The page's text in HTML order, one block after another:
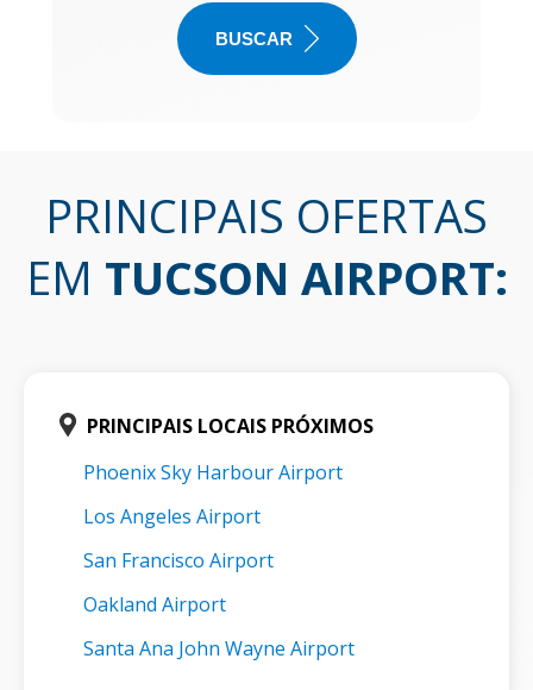
BUSCAR
PRINCIPAIS OFERTAS
EM TUCSON AIRPORT:
PRINCIPAIS LOCAIS PRÓXIMOS
Phoenix Sky Harbour Airport
Los Angeles Airport
San Francisco Airport
Oakland Airport
Santa Ana John Wayne Airport